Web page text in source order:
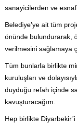
sanayicilerden ve
Belediye’ye ait tüm
önünde bulundurarak,
verilmesini sağlamaya
Tüm bunlarla birlikte
kuruluşları ve
duyduğu refah içinde
kavuşturacağım.
Hep birlikte